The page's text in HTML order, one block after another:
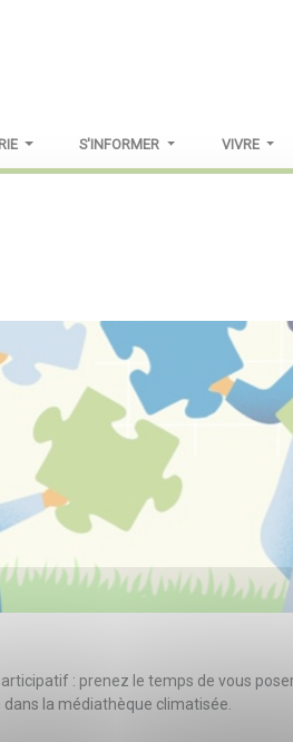
S'INFORMER VIVRE
: prenez le temps de vous
la médiathèque climatisée.